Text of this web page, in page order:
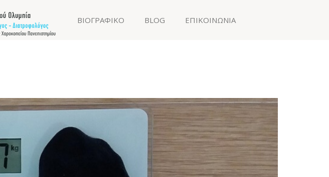
ΒΙΟΓΡΑΦΙΚΟ BLOG ΕΠΙΚΟΙΝΩΝΙΑ